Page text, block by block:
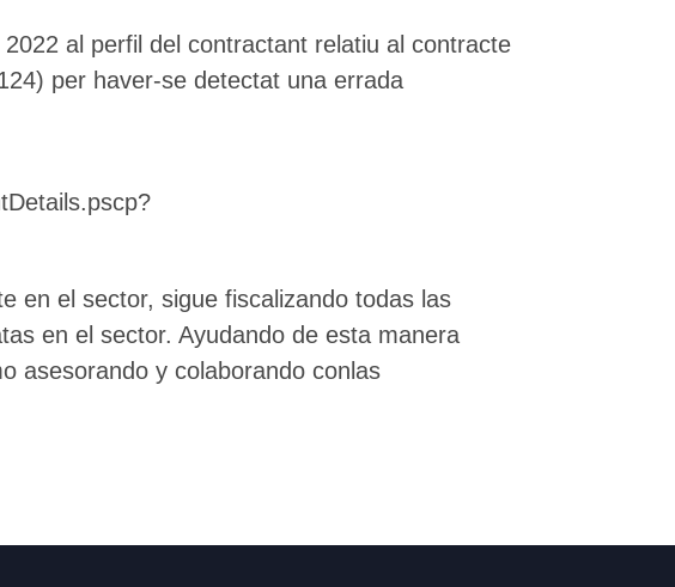
al perfil del contractant relatiu al contracte
per haver-se detectat una errada
en el sector, sigue fiscalizando todas las
en el sector. Ayudando de esta manera
asesorando y colaborando conlas